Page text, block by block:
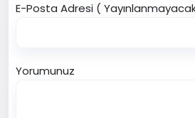
E-Posta Adresi (
Yorumunuz